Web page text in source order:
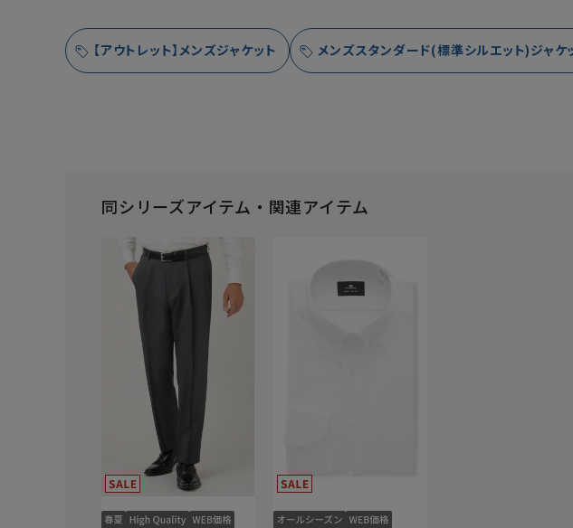
【アウトレット】メンズジャケット メンズスタンダード(標準シルエット)ジャケ
同シリーズアイテム・関連アイテム